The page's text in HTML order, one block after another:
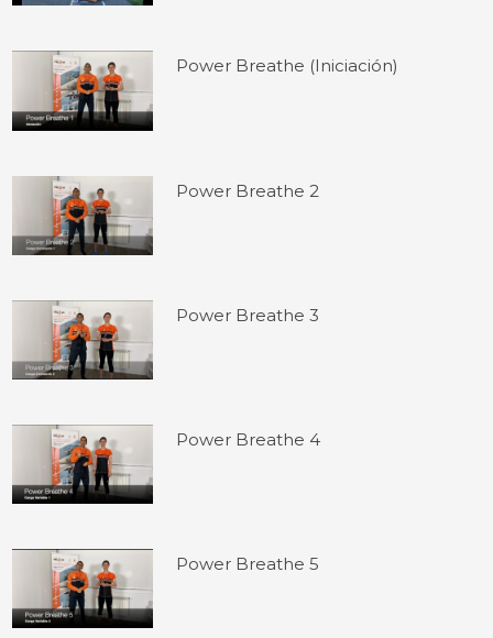
Power Breathe (Iniciación)
Power Breathe 2
Power Breathe 3
Power Breathe 4
Power Breathe 5